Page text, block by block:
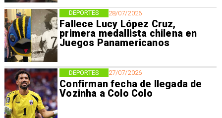
28/07/2026
Fallece Lucy López Cruz,
primera medallista chilena en
Juegos Panamericanos
DEPORTES
27/07/2026
Confirman fecha de llegada de
Vozinha a Colo Colo
DEPORTES